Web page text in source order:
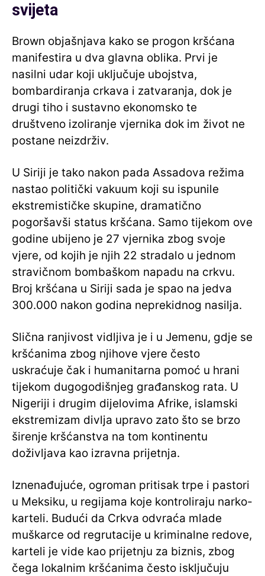
svijeta
Brown objašnjava kako se progon kršćana
manifestira u dva glavna oblika. Prvi je
nasilni udar koji uključuje ubojstva,
bombardiranja crkava i zatvaranja, dok je
drugi tiho i sustavno ekonomsko te
društveno izoliranje vjernika dok im život ne
postane neizdrživ.
U Siriji je tako nakon pada Assadova režima
nastao politički vakuum koji su ispunile
ekstremističke skupine, dramatično
pogoršavši status kršćana. Samo tijekom ove
godine ubijeno je 27 vjernika zbog svoje
vjere, od kojih je njih 22 stradalo u jednom
stravičnom bombaškom napadu na crkvu.
Broj kršćana u Siriji sada je spao na jedva
300.000 nakon godina neprekidnog nasilja.
Slična ranjivost vidljiva je i u Jemenu, gdje se
kršćanima zbog njihove vjere često
uskraćuje čak i humanitarna pomoć u hrani
tijekom dugogodišnjeg građanskog rata. U
Nigeriji i drugim dijelovima Afrike, islamski
ekstremizam divlja upravo zato što se brzo
širenje kršćanstva na tom kontinentu
doživljava kao izravna prijetnja.
Iznenađujuće, ogroman pritisak trpe i pastori
u Meksiku, u regijama koje kontroliraju narko-
karteli. Budući da Crkva odvraća mlade
muškarce od regrutacije u kriminalne redove,
karteli je vide kao prijetnju za biznis, zbog
čega lokalnim kršćanima često isključuju